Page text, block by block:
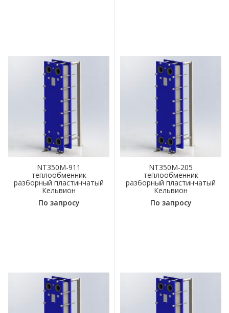
NT350M-911
теплообменник
разборный пластинчатый
Кельвион
По запросу
NT350M-205
теплообменник
разборный пластинчатый
Кельвион
По запросу